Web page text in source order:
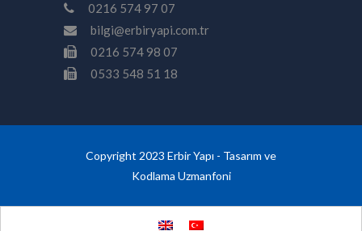
0216 574 97 07
bilgi@erbiryapi.com.tr
0216 574 98 07
0533 548 51 18
Copyright 2023 Erbir Yapı - Tasarım ve
Kodlama Uzmanfoni